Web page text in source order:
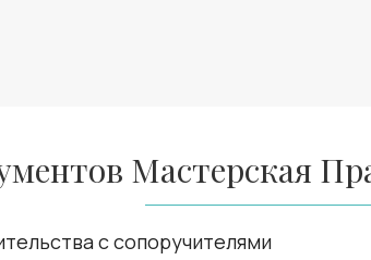
Мастерская
с сопоручителями